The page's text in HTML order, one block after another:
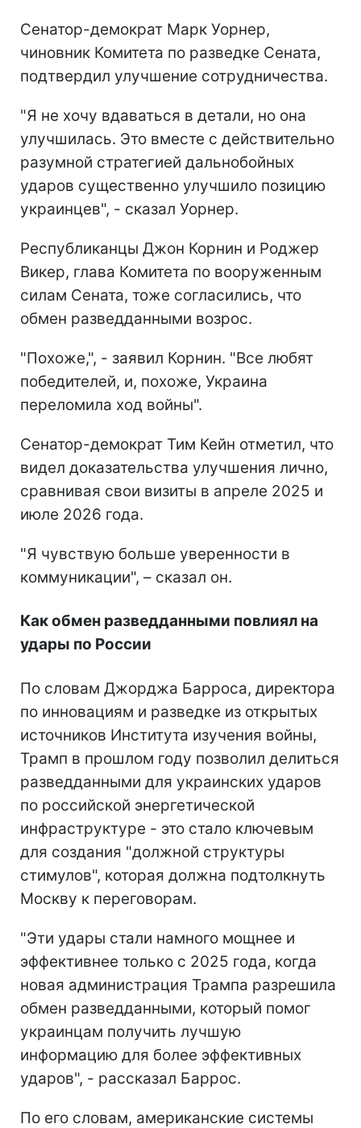
Сенатор-демократ Марк Уорнер,
чиновник Комитета по разведке Сената,
подтвердил улучшение сотрудничества.
"Я не хочу вдаваться в детали, но она
улучшилась. Это вместе с действительно
разумной стратегией дальнобойных
ударов существенно улучшило позицию
украинцев", - сказал Уорнер.
Республиканцы Джон Корнин и Роджер
Викер, глава Комитета по вооруженным
силам Сената, тоже согласились, что
обмен разведданными возрос.
"Похоже,", - заявил Корнин. "Все любят
победителей, и, похоже, Украина
переломила ход войны".
Сенатор-демократ Тим Кейн отметил, что
видел доказательства улучшения лично,
сравнивая свои визиты в апреле 2025 и
июле 2026 года.
"Я чувствую больше уверенности в
коммуникации", – сказал он.
Как обмен разведданными повлиял на
удары по России
По словам Джорджа Барроса, директора
по инновациям и разведке из открытых
источников Института изучения войны,
Трамп в прошлом году позволил делиться
разведданными для украинских ударов
по российской энергетической
инфраструктуре - это стало ключевым
для создания "должной структуры
стимулов", которая должна подтолкнуть
Москву к переговорам.
"Эти удары стали намного мощнее и
эффективнее только с 2025 года, когда
новая администрация Трампа разрешила
обмен разведданными, который помог
украинцам получить лучшую
информацию для более эффективных
ударов", - рассказал Баррос.
По его словам, американские системы